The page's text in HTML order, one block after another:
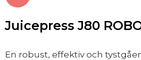
Juicepress J80
En robust, effektiv och